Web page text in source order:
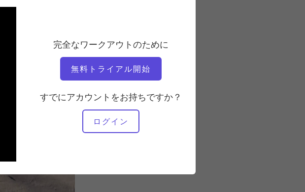
完全なワークアウトのために
無料トライアル開始
すでにアカウントをお持ちですか？
ログイン
アリサ・ワイアット
ビデオタイム